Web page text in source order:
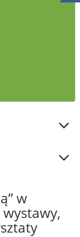
w